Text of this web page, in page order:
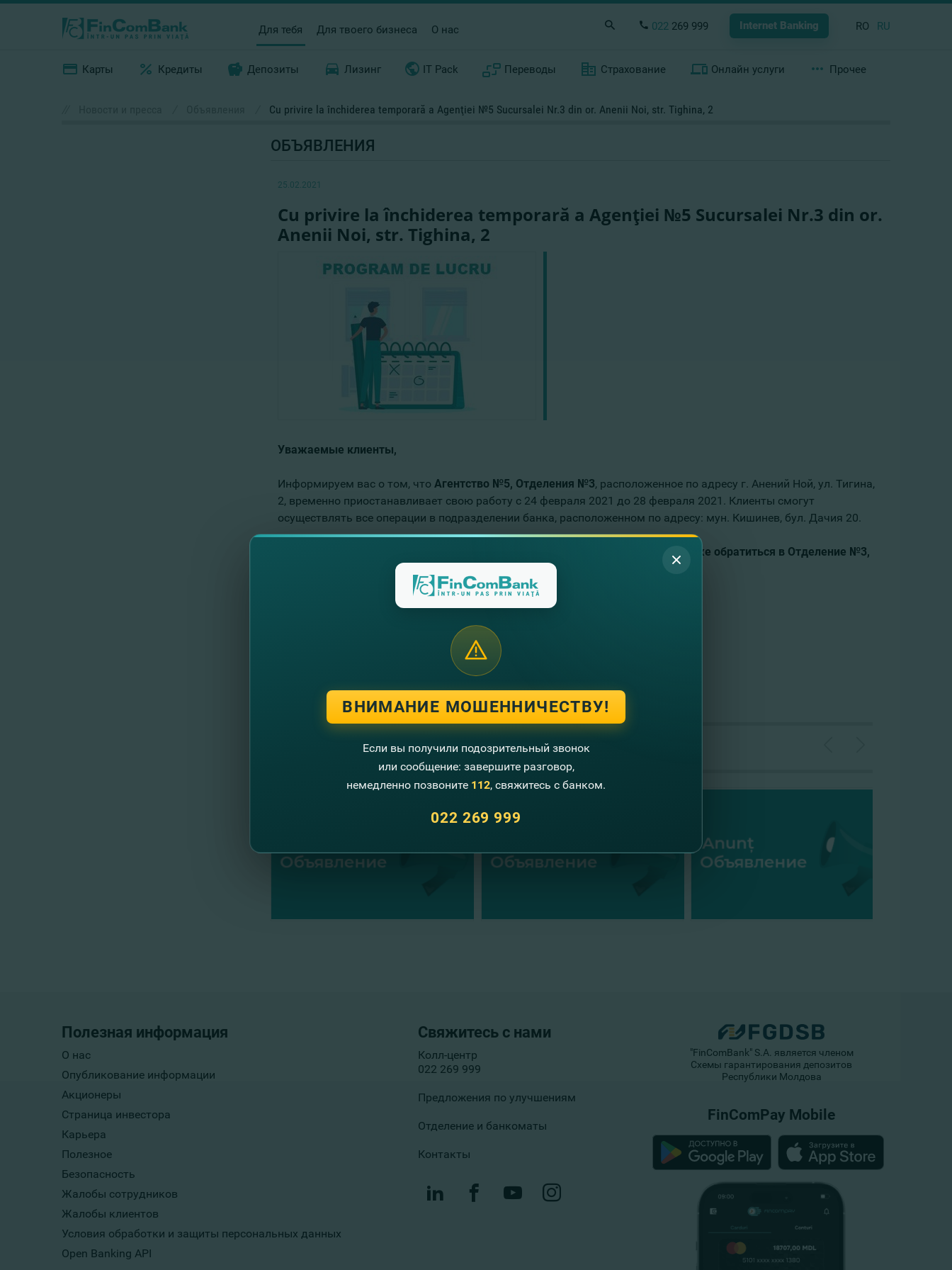
Для тебя Для твоего бизнеса О нас 022 269 999 Internet Banking RO RU
Карты Кредиты Депозиты Лизинг IT Pack Переводы Страхование Онлайн услуги Прочее
Cu privire la închiderea temporară a Agenţiei №5 Sucursalei Nr.3 din or. Anenii Noi, str. Tighina, 2
ОБЪЯВЛЕНИЯ
25.02.2021
Cu privire la închiderea temporară a Agenţiei №5 Sucursalei Nr.3 din or.
Anenii Noi, str. Tighina, 2
Уважаемые клиенты,
Информируем вас о том, что Агентство №5, Отделения №3, расположенное по адресу г. Анений Ной, ул. Тигина,
2, временно приостанавливает свою работу c 24 февраля 2021 до 28 февраля 2021. Клиенты смогут
осуществлять все операции в подразделении банка, расположенном по адресу: мун. Кишинев, бул. Дачия 20.
просим также обратиться в Отделение №3,
расположенное по адресу
мун. Кишинев, бул. Дачия 20
Приносим извинения за временные неудобства и благодарим за понимание.
Другие новости
Полезная информация
О нас
Опубликование информации
Акционеры
Страница инвестора
Карьера
Полезное
Безопасность
Жалобы сотрудников
Жалобы клиентов
Условия обработки и защиты персональных данных
Open Banking API
Свяжитесь с нами
Колл-центр
022 269 999
Предложения по улучшениям
Отделение и банкоматы
Контакты
"FinComBank" S.A. является членом
Схемы гарантирования депозитов
Республики Молдова
FinComPay Mobile
ВНИМАНИЕ МОШЕННИЧЕСТВУ!
Если вы получили подозрительный звонок
или сообщение: завершите разговор,
немедленно позвоните 112, свяжитесь с банком.
022 269 999